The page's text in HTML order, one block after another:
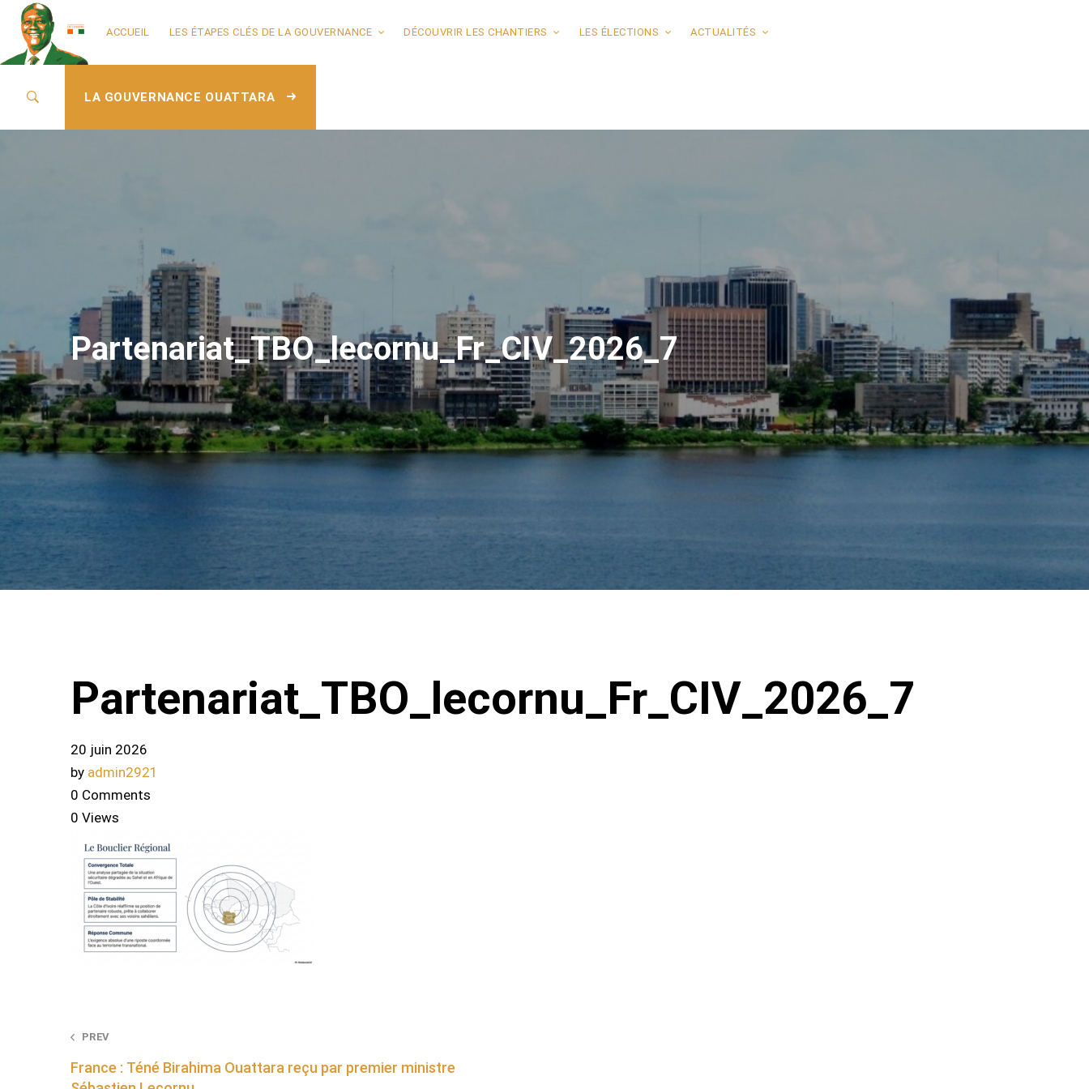
ACCUEIL LES ÉTAPES CLÉS DE LA GOUVERNANCE DÉCOUVRIR LES CHANTIERS LES ÉLECTIONS ACTUALITÉS
LA GOUVERNANCE OUATTARA
Partenariat_TBO_lecornu_Fr_CIV_2026_7
Partenariat_TBO_lecornu_Fr_CIV_2026_7
20 juin 2026
by admin2921
0 Comments
0 Views
Post
PREV
France : Téné Birahima Ouattara reçu par premier ministre